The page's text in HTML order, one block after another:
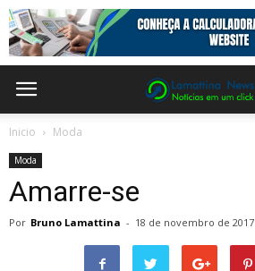
Inicio Moda
Moda
Amarre-se
Por Bruno Lamattina - 18 de novembro de 2017